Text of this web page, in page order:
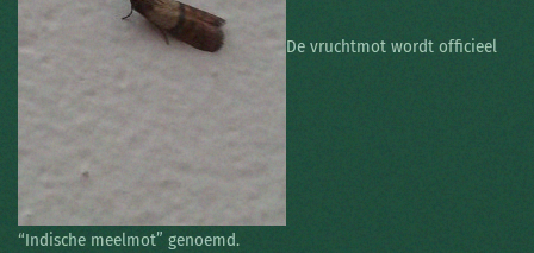
De vruchtmot wordt officieel
“Indische meelmot” genoemd.